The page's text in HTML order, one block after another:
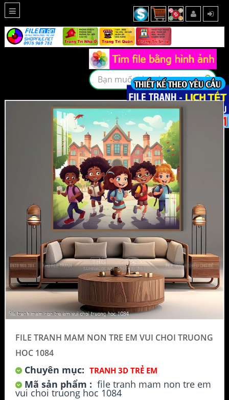
FILE TRANH MAM NON TRE EM VUI CHOI TRUONG
HOC 1084
Chuyên mục: TRANH 3D TRẺ EM
Mã sản phẩm : file tranh mam non tre em
vui choi truong hoc 1084